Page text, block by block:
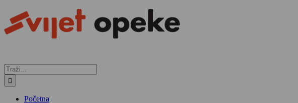
content
Traži...
Početna